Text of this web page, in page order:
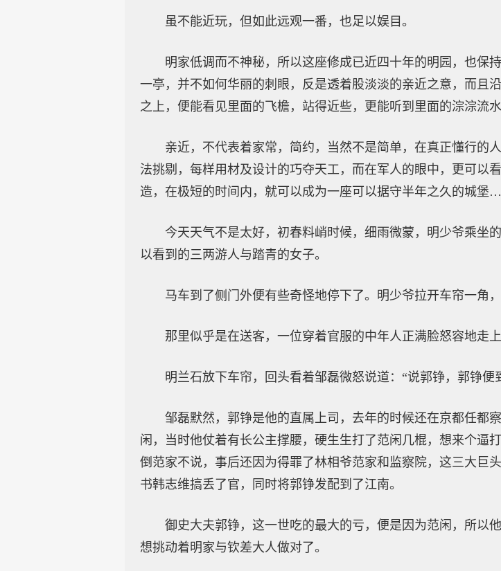
虽不能近玩，但如此远观一番，也足以娱目。
明家低调而不神秘，所以这座修成已近四十年的明园，也保
一亭，并不如何华丽的刺眼，反是透着股淡淡的亲近之意，而且
之上，便能看见里面的飞檐，站得近些，更能听到里面的淙淙流水
亲近，不代表着家常，简约，当然不是简单，在真正懂行的
法挑剔，每样用材及设计的巧夺天工，而在军人的眼中，更可以
造，在极短的时间内，就可以成为一座可以据守半年之久的城堡
今天天气不是太好，初春料峭时候，细雨微蒙，明少爷乘坐
以看到的三两游人与踏青的女子。
马车到了侧门外便有些奇怪地停下了。明少爷拉开车帘一角
那里似乎是在送客，一位穿着官服的中年人正满脸怒容地走上
明兰石放下车帘，回头看着邹磊微怒说道：“说郭铮，郭铮
邹磊默然，郭铮是他的直属上司，去年的时候还在京都任都
闲，当时他仗着有长公主撑腰，硬生生打了范闲几棍，想来个逼
倒范家不说，事后还因为得罪了林相爷范家和监察院，这三大巨
书韩志维搞丢了官，同时将郭铮发配到了江南。
御史大夫郭铮，这一世吃的最大的亏，便是因为范闲，所以
想挑动着明家与钦差大人做对了。